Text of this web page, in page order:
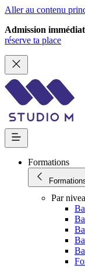
Aller au contenu
Admission
réserve ta place
Formations
Par